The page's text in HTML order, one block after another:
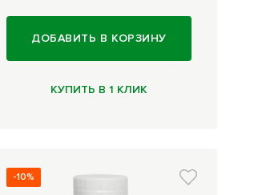
ДОБАВИТЬ В КОРЗИНУ
КУПИТЬ В 1 КЛИК
-10%